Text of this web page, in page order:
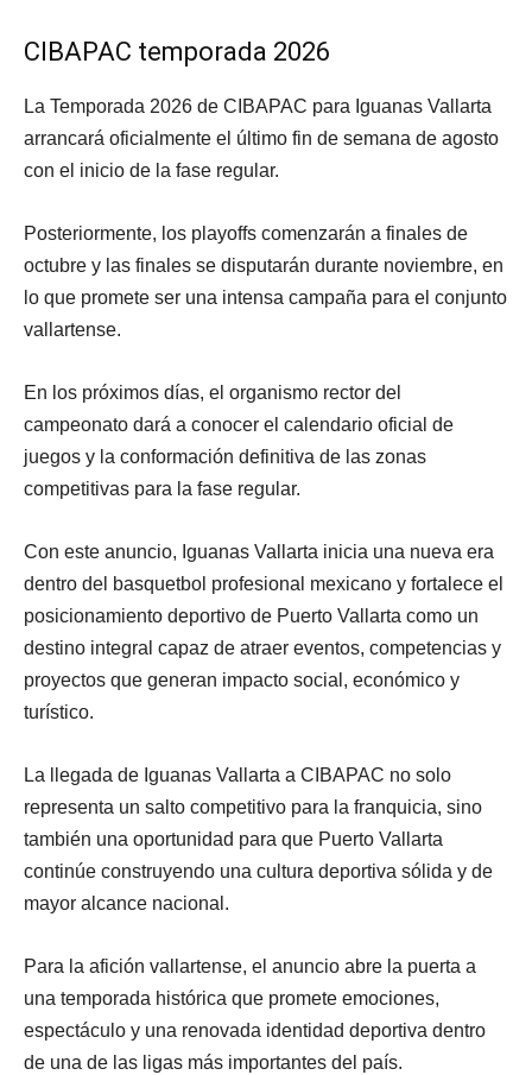
CIBAPAC temporada 2026
La Temporada 2026 de CIBAPAC para Iguanas Vallarta
arrancará oficialmente el último fin de semana de agosto
con el inicio de la fase regular.
Posteriormente, los playoffs comenzarán a finales de
octubre y las finales se disputarán durante noviembre, en
lo que promete ser una intensa campaña para el conjunto
vallartense.
En los próximos días, el organismo rector del
campeonato dará a conocer el calendario oficial de
juegos y la conformación definitiva de las zonas
competitivas para la fase regular.
Con este anuncio, Iguanas Vallarta inicia una nueva era
dentro del basquetbol profesional mexicano y fortalece el
posicionamiento deportivo de Puerto Vallarta como un
destino integral capaz de atraer eventos, competencias y
proyectos que generan impacto social, económico y
turístico.
La llegada de Iguanas Vallarta a CIBAPAC no solo
representa un salto competitivo para la franquicia, sino
también una oportunidad para que Puerto Vallarta
continúe construyendo una cultura deportiva sólida y de
mayor alcance nacional.
Para la afición vallartense, el anuncio abre la puerta a
una temporada histórica que promete emociones,
espectáculo y una renovada identidad deportiva dentro
de una de las ligas más importantes del país.